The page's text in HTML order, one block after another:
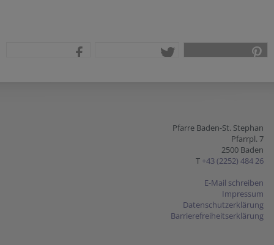
Pfarre Baden-St. Stephan
Pfarrpl. 7
2500 Baden
T +43 (2252) 484 26
E-Mail schreiben
Impressum
Datenschutzerklärung
Barrierefreiheitserklärung